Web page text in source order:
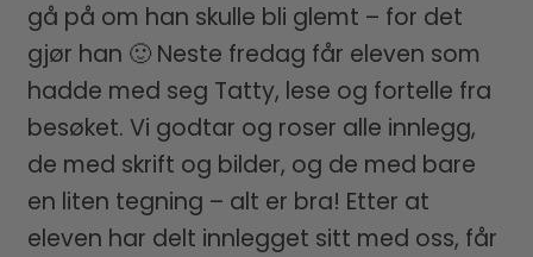
gå på om han skulle bli glemt – for det
gjør han 🙂 Neste fredag får eleven som
hadde med seg Tatty, lese og fortelle fra
besøket. Vi godtar og roser alle innlegg,
de med skrift og bilder, og de med bare
en liten tegning – alt er bra! Etter at
eleven har delt innlegget sitt med oss, får